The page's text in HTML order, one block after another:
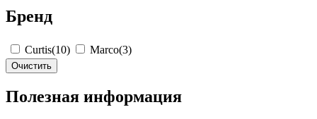
Бренд
Curtis(10) Marco(3)
Очистить
Полезная информация